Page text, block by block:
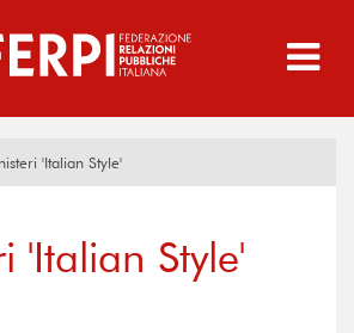
'Italian Style'
'Italian Style'